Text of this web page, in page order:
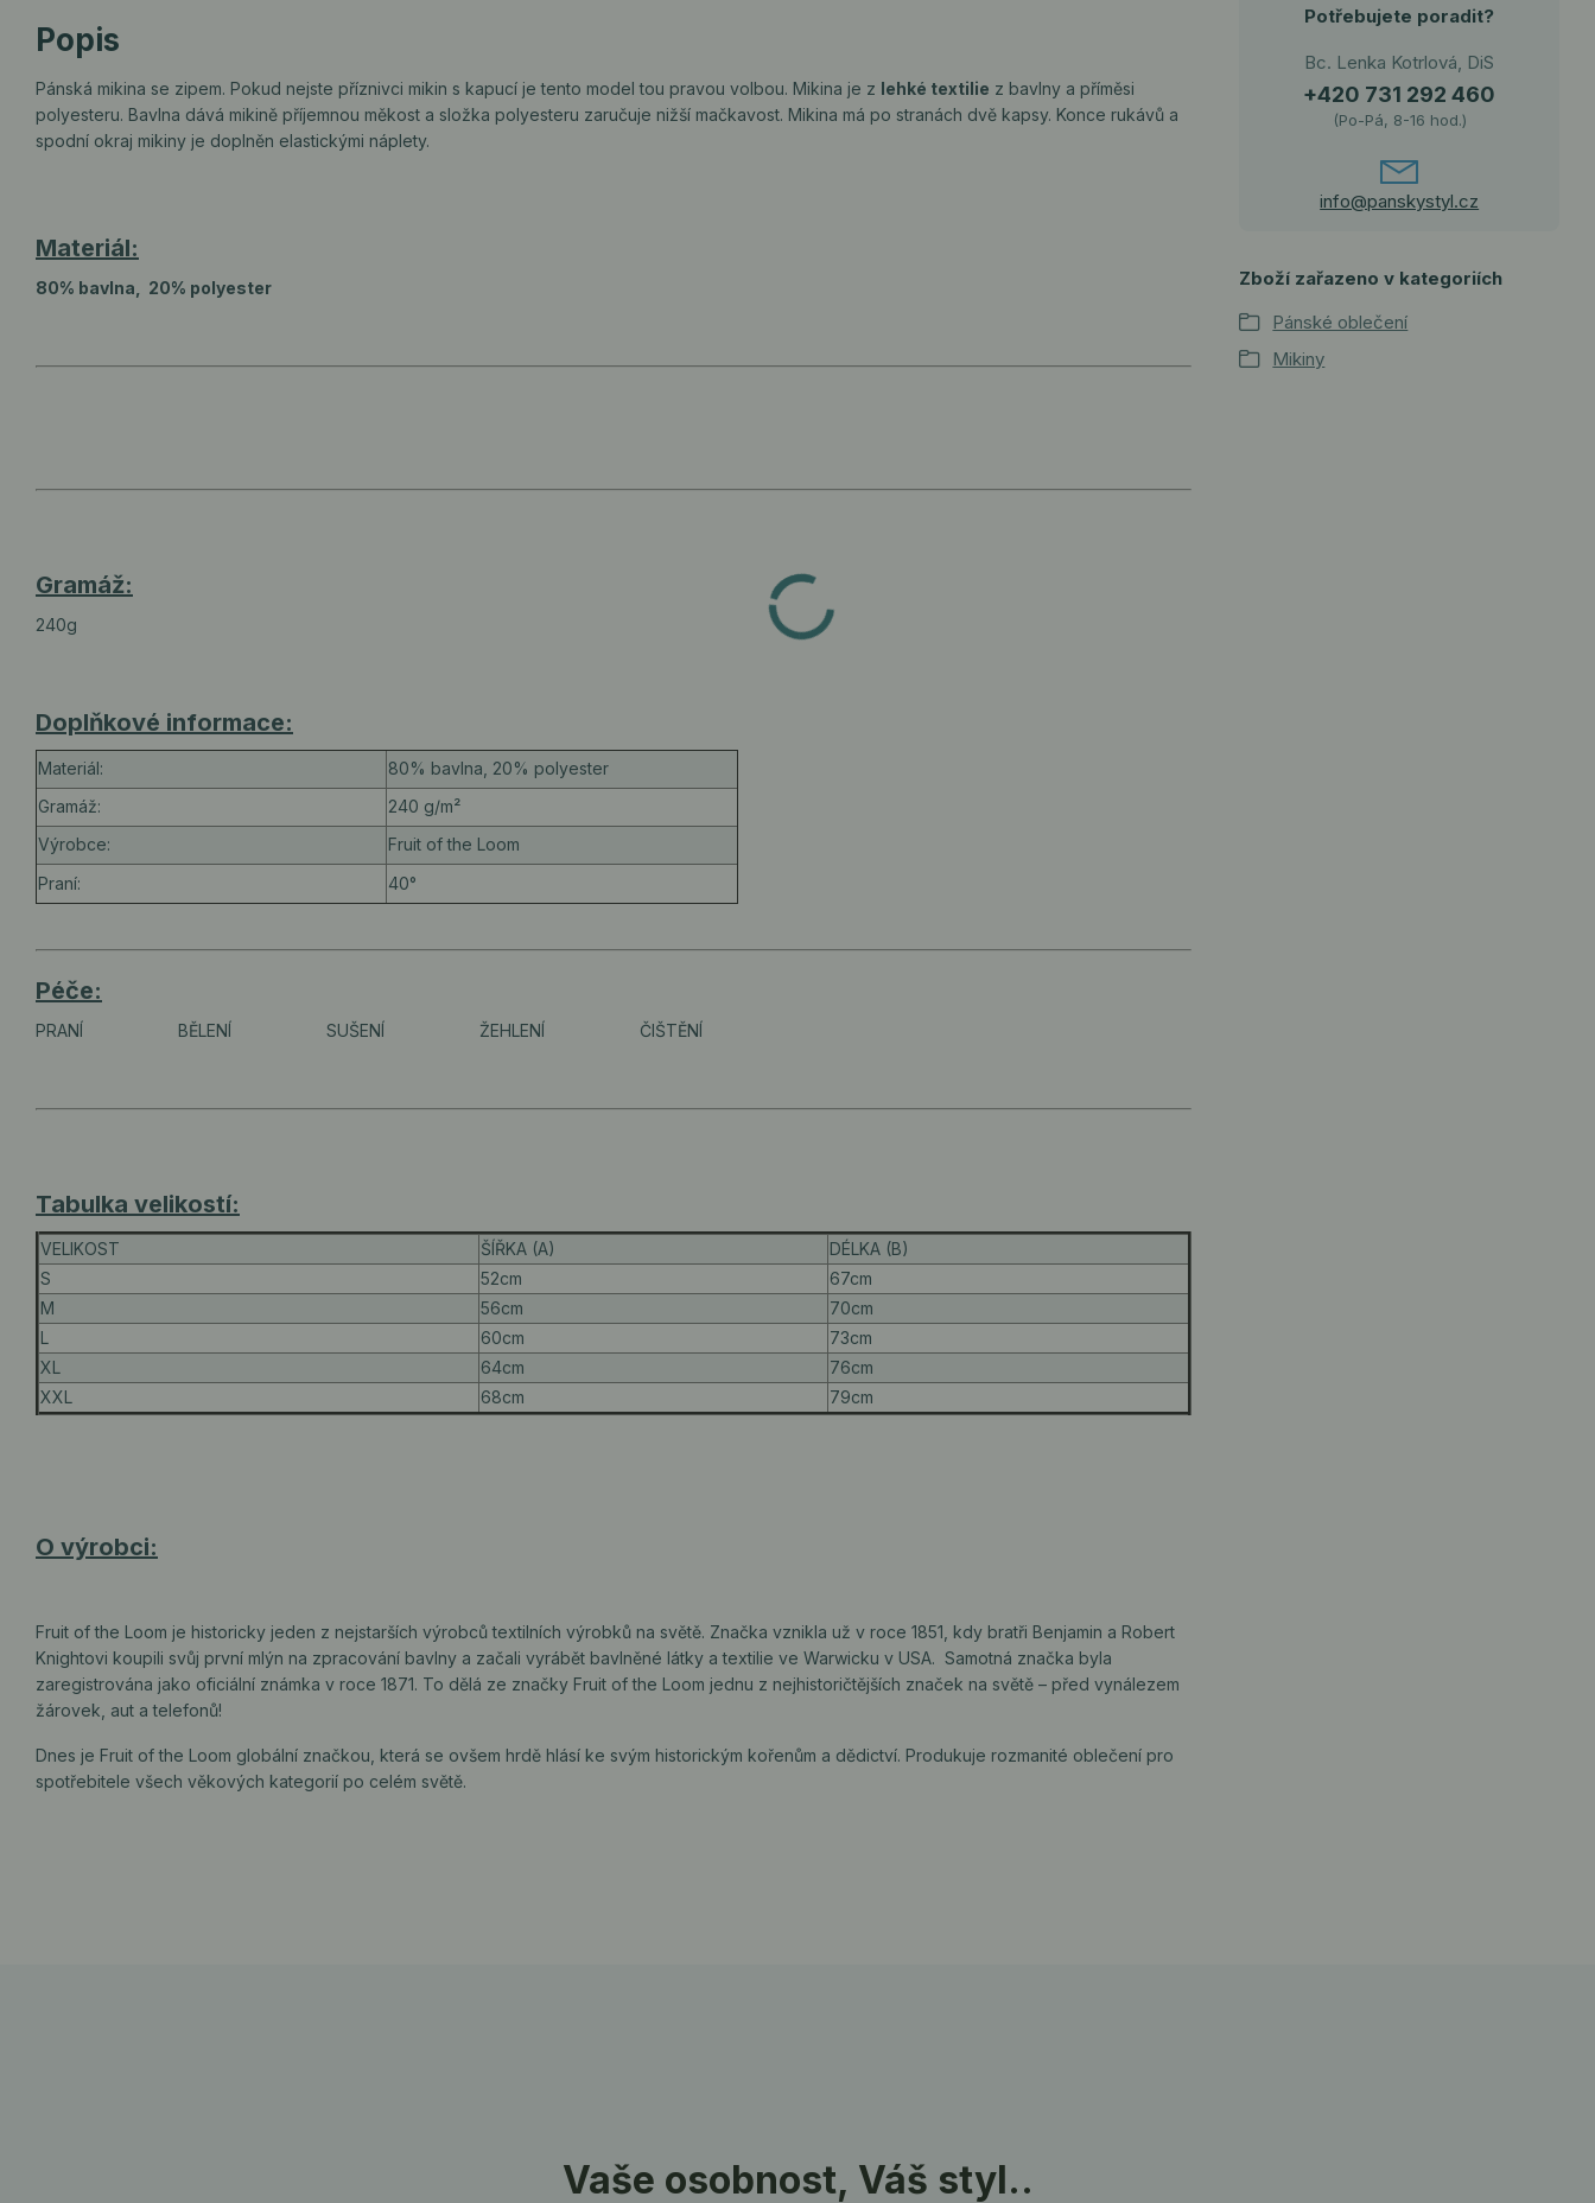
Popis
Pánská mikina se zipem. Pokud nejste příznivci mikin s kapucí je tento model tou pravou volbou. Mikina je z lehké textilie z bavlny a příměsi
polyesteru. Bavlna dává mikině příjemnou měkost a složka polyesteru zaručuje nižší mačkavost. Mikina má po stranách dvě kapsy. Konce rukávů a
spodní okraj mikiny je doplněn elastickými náplety.
Materiál:
80% bavlna, 20% polyester
Gramáž:
240g
Doplňkové informace:
Materiál:
80% bavlna, 20% polyester
Gramáž:
240 g/m²
Výrobce:
Fruit of the Loom
Praní:
40°
Péče:
PRANÍ BĚLENÍ SUŠENÍ ŽEHLENÍ ČIŠTĚNÍ
Tabulka velikostí:
VELIKOST ŠÍŘKA (A)
DÉLKA (B)
S
52cm
67cm
M
56cm
70cm
L
60cm
73cm
XL
64cm
76cm
XXL
68cm 79cm
O výrobci:
Fruit of the Loom je historicky jeden z nejstarších výrobců textilních výrobků na světě. Značka vznikla už v roce 1851, kdy bratři Benjamin a Robert
Knightovi koupili svůj první mlýn na zpracování bavlny a začali vyrábět bavlněné látky a textilie ve Warwicku v USA. Samotná značka byla
zaregistrována jako oficiální známka v roce 1871. To dělá ze značky Fruit of the Loom jednu z nejhistoričtějších značek na světě – před vynálezem
žárovek, aut a telefonů!
Dnes je Fruit of the Loom globální značkou, která se ovšem hrdě hlásí ke svým historickým kořenům a dědictví. Produkuje rozmanité oblečení pro
spotřebitele všech věkových kategorií po celém světě.
Potřebujete poradit?
Bc. Lenka Kotrlová, DiS
+420 731 292 460
(Po-Pá, 8-16 hod.)
info@panskystyl.cz
Zboží zařazeno v kategoriích
Pánské oblečení
Mikiny
Vaše osobnost, Váš styl..